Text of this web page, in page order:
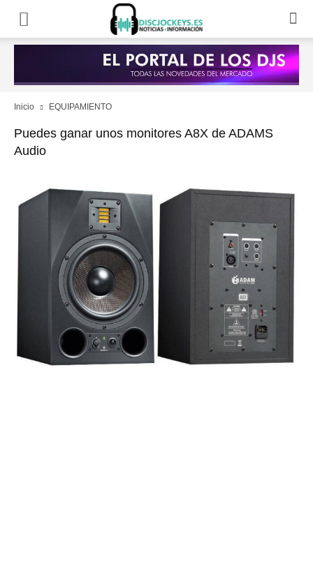
Inicio EQUIPAMIENTO
Puedes ganar unos monitores A8X de ADAMS
Audio